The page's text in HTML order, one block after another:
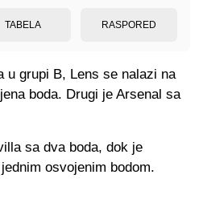
TABELA RASPORED
u grupi B, Lens se nalazi na
boda. Drugi je Arsenal sa
sa dva boda, dok je
osvojenim bodom.